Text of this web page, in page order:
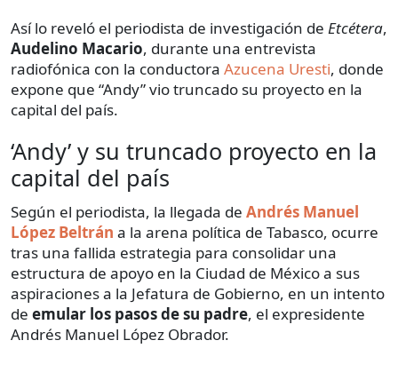
Así lo reveló el periodista de investigación de Etcétera,
Audelino Macario, durante una entrevista
radiofónica con la conductora Azucena Uresti, donde
expone que “Andy” vio truncado su proyecto en la
capital del país.
‘Andy’ y su truncado proyecto en la
capital del país
Según el periodista, la llegada de Andrés Manuel
López Beltrán a la arena política de Tabasco, ocurre
tras una fallida estrategia para consolidar una
estructura de apoyo en la Ciudad de México a sus
aspiraciones a la Jefatura de Gobierno, en un intento
de emular los pasos de su padre, el expresidente
Andrés Manuel López Obrador.